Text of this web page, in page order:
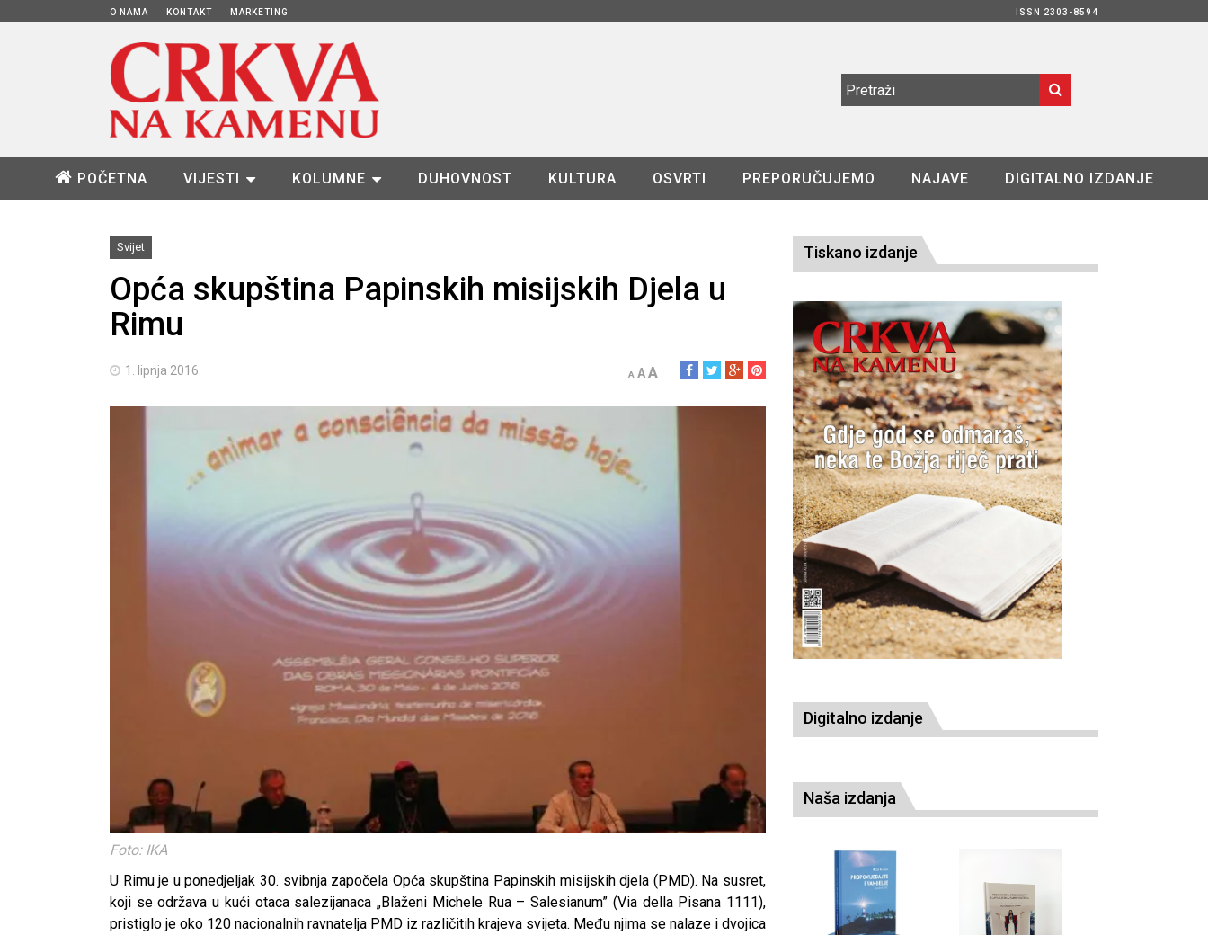
O NAMA KONTAKT MARKETING ISSN 2303-8594
POČETNA VIJESTI KOLUMNE DUHOVNOST KULTURA OSVRTI PREPORUČUJEMO NAJAVE DIGITALNO IZDANJE
Svijet
Opća skupština Papinskih misijskih Djela u
Rimu
1. lipnja 2016. A AA
Foto: IKA
U Rimu je u ponedjeljak 30. svibnja započela Opća skupština Papinskih misijskih djela (PMD). Na susret,
koji se održava u kući otaca salezijanaca „Blaženi Michele Rua – Salesianum” (Via della Pisana 1111),
pristiglo je oko 120 nacionalnih ravnatelja PMD iz različitih krajeva svijeta. Među njima se nalaze i dvojica
Tiskano izdanje
Digitalno izdanje
Naša izdanja